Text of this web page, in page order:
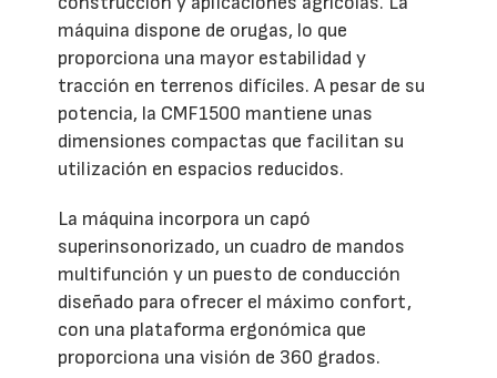
máquina dispone de orugas, lo que
proporciona una mayor estabilidad y
tracción en terrenos difíciles. A pesar de su
potencia, la CMF1500 mantiene unas
dimensiones compactas que facilitan su
utilización en espacios reducidos.
La máquina incorpora un capó
superinsonorizado, un cuadro de mandos
multifunción y un puesto de conducción
diseñado para ofrecer el máximo confort,
con una plataforma ergonómica que
proporciona una visión de 360 grados.